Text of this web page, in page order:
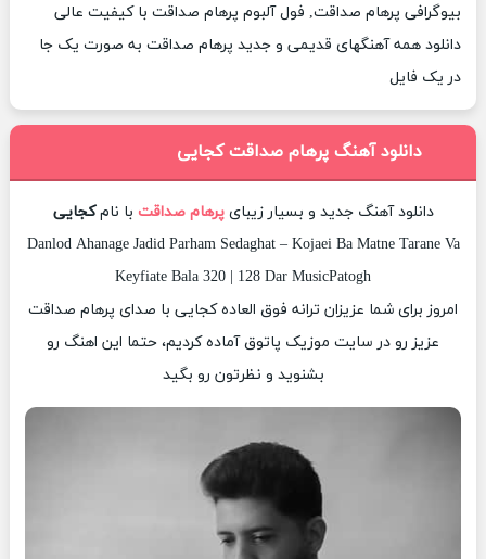
بیوگرافی پرهام صداقت, فول آلبوم پرهام صداقت با کیفیت عالی
دانلود همه آهنگهای قدیمی و جدید پرهام صداقت به صورت یک جا
در یک فایل
دانلود آهنگ پرهام صداقت کجایی
دانلود آهنگ جدید و بسیار زیبایپرهام صداقت با نامکجایی
Danlod Ahanage Jadid Parham Sedaghat – Kojaei Ba Matne Tarane Va
Keyfiate Bala 320 | 128 Dar MusicPatogh
امروز برای شما عزیزان ترانه فوق العاده کجایی با صدای پرهام صداقت
عزیز رو در سایت موزیک پاتوق آماده کردیم، حتما این اهنگ رو
بشنوید و نظرتون رو بگید